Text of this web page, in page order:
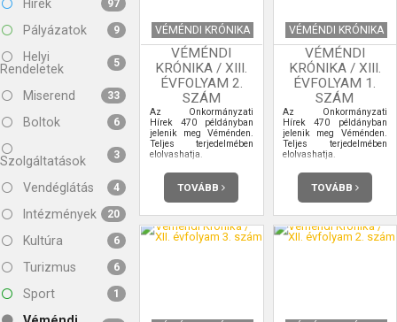
Hírek
97
Pályázatok 9
Helyi
Rendeletek
5
Miserend 33
Boltok 6
Szolgáltatások 3
Vendéglátás 4
Intézmények 20
Kultúra 6
Turizmus 6
Sport 1
VÉMÉNDI KRÓNIKA
VÉMÉNDI
KRÓNIKA / XIII.
ÉVFOLYAM 2.
SZÁM
Az Önkormányzati
Hírek 470 példányban
jelenik meg Véménden.
Teljes terjedelmében
elolvashatja.
TOVÁBB
VÉMÉNDI KRÓNIKA
VÉMÉNDI
KRÓNIKA / XIII.
ÉVFOLYAM 1.
SZÁM
Az Önkormányzati
Hírek 470 példányban
jelenik meg Véménden.
Teljes terjedelmében
elolvashatja.
TOVÁBB